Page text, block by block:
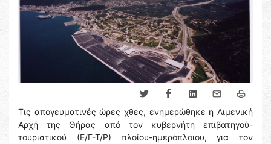
Τις απογευματινές ώρες χθες, ενημερώθηκε η Λιμενική
Αρχή της Θήρας από τον κυβερνήτη επιβατηγού-
τουριστικού (Ε/Γ-Τ/Ρ) πλοίου-ημερόπλοιου, για τον